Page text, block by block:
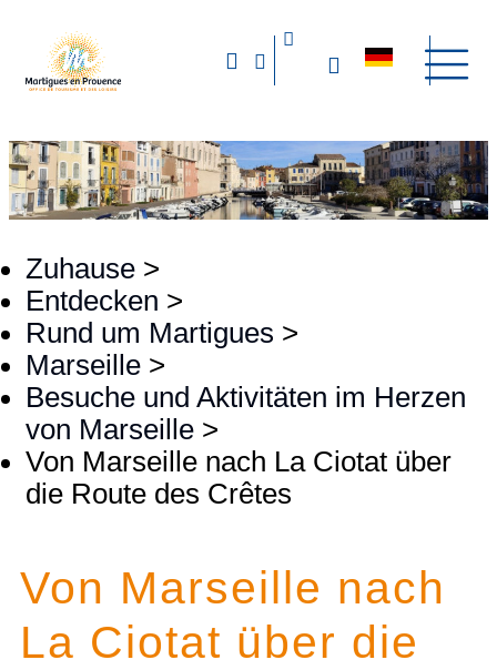
Zuhause >
Entdecken >
Rund um Martigues >
Marseille >
Besuche und Aktivitäten im Herzen
von Marseille >
Von Marseille nach La Ciotat über
die Route des Crêtes
Von Marseille nach
La Ciotat über die